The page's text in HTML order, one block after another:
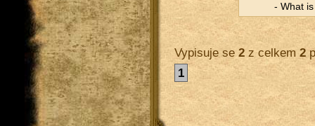
- What
Vypisuje se 2z celkem 2
1